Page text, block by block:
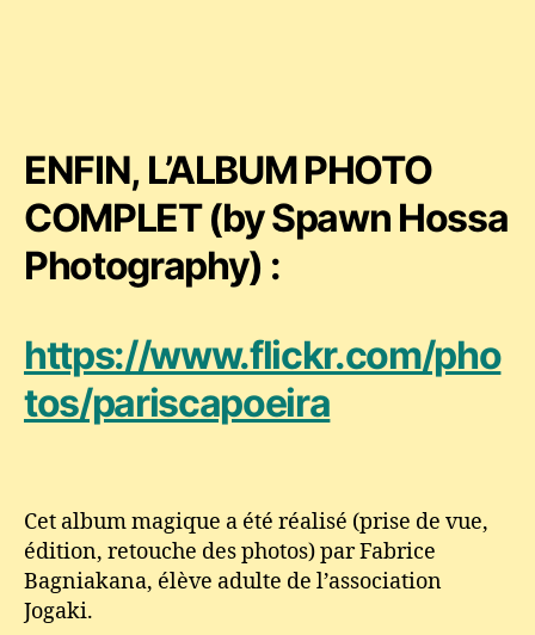
ENFIN, L’ALBUM PHOTO
COMPLET (by Spawn Hossa
Photography) :
https://www.flickr.com/pho
tos/pariscapoeira
Cet album magique a été réalisé (prise de vue,
édition, retouche des photos) par Fabrice
Bagniakana, élève adulte de l’association
Jogaki.